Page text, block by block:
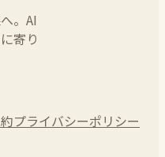
。AI
寄り
プライバシーポリシー